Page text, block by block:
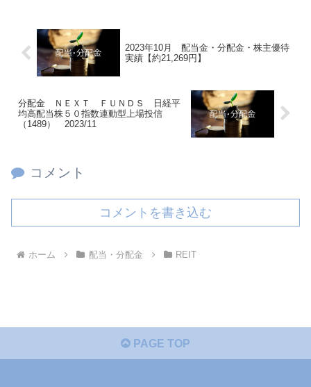
2023年10月 配当金・分配金・株主優待
実績【約21,269円】
分配金 ＮＥＸＴ ＦＵＮＤＳ 日経平
均高配当株５０指数連動型上場投信
（1489） 2023/11
コメント
コメントを書き込む
ホーム 配当・分配金 REIT
PAGE TOP